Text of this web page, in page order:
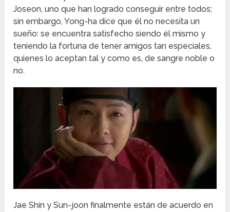
Joseon, uno que han logrado conseguir entre todos;
sin embargo, Yong-ha dice que él no necesita un
sueño: se encuentra satisfecho siendo él mismo y
teniendo la fortuna de tener amigos tan especiales,
quienes lo aceptan tal y como es, de sangre noble o
no.
Jae Shin y Sun-joon finalmente están de acuerdo en